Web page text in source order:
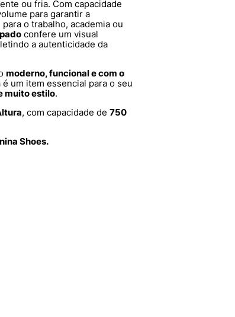
ou fria. Com capacidade
para garantir a
o trabalho, academia ou
confere um visual
a autenticidade da
moderno, funcional e com o
um item essencial para o seu
muito estilo.
, com capacidade de 750
Shoes.